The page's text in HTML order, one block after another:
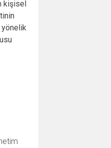
kişisel
yönelik